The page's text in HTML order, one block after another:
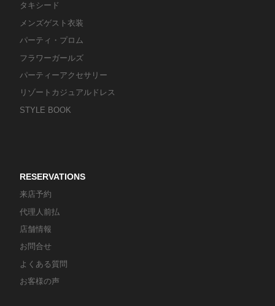
タキシード
メンズゲスト衣装
パーティ・プロム
フラワーガールズ
パーティーアクセサリー
リゾートカジュアルドレス
STYLE BOOK
RESERVATIONS
来店予約
代理人前払
店舗情報
お問合せ
よくある質問
お客様の声